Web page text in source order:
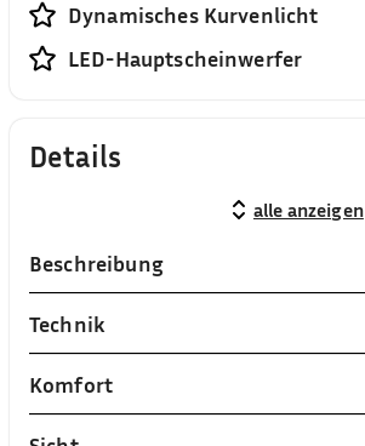
Dynamisches Kurvenlicht
LED-Hauptscheinwerfer
Details
alle anzeigen
Beschreibung
Technik
Komfort